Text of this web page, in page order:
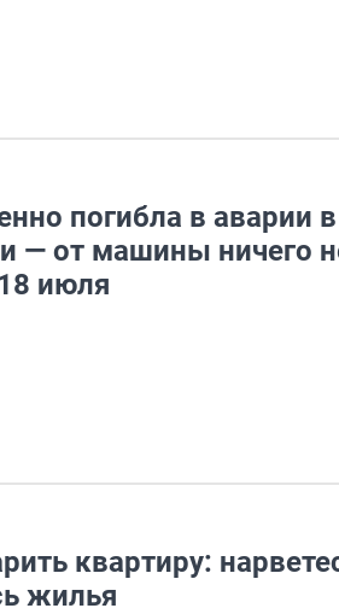
погибла в аварии в
— от машины ничего
июля
квартиру:
жилья